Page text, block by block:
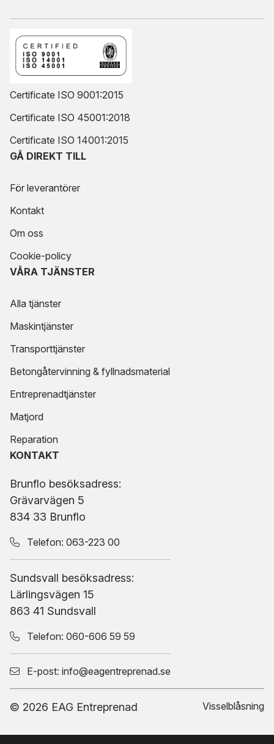
Certificate ISO 9001:2015
Certificate ISO 45001:2018
Certificate ISO 14001:2015
GÅ DIREKT TILL
För leverantörer
Kontakt
Om oss
Cookie-policy
VÅRA TJÄNSTER
Alla tjänster
Maskintjänster
Transporttjänster
Betongåtervinning & fyllnadsmaterial
Entreprenadtjänster
Matjord
Reparation
KONTAKT
Brunflo besöksadress:
Grävarvägen 5
834 33 Brunflo
Telefon: 063-223 00
Sundsvall besöksadress:
Lärlingsvägen 15
863 41 Sundsvall
Telefon: 060-606 59 59
E-post: info@eagentreprenad.se
© 2026 EAG Entreprenad Visselblåsning